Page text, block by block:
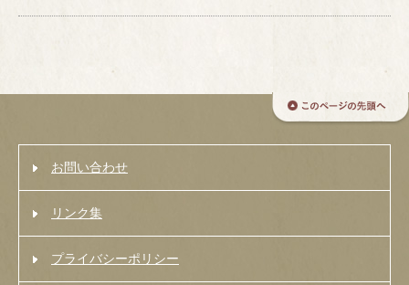
お問い合わせ
リンク集
プライバシーポリシー